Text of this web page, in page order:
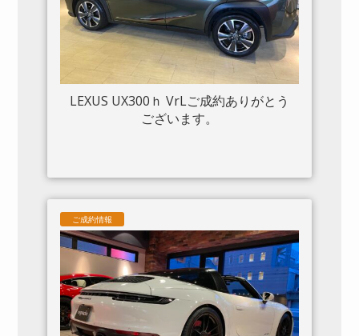
LEXUS UX300ｈ VrLご成約ありがとう
ございます。
ご成約情報